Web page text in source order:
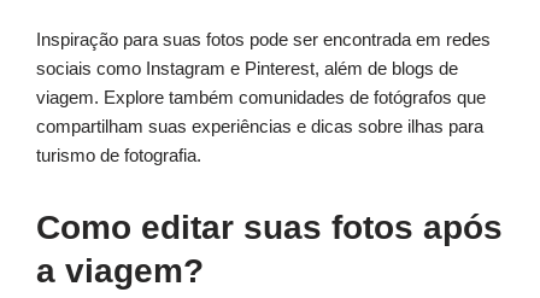
Inspiração para suas fotos pode ser encontrada em redes
sociais como Instagram e Pinterest, além de blogs de
viagem. Explore também comunidades de fotógrafos que
compartilham suas experiências e dicas sobre ilhas para
turismo de fotografia.
Como editar suas fotos após
a viagem?